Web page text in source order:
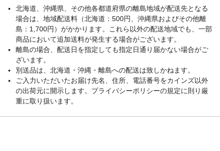
北海道、沖縄県、その他各都道府県の離島地域が配送先となる
場合は、地域配送料（北海道：500円、沖縄県およびその他離
島：1,700円）がかかります。これら以外の配送地域でも、一部
商品において追加送料が発生する場合がございます。
離島の場合、配送日を指定しても指定日通り届かない場合がご
ざいます。
別送品は、北海道・沖縄・離島への配送は致しかねます。
ご入力いただいたお届け先名、住所、電話番号をカインズ以外
の出荷元に開示します。プライバシーポリシーの規定に則り厳
重に取り扱います。